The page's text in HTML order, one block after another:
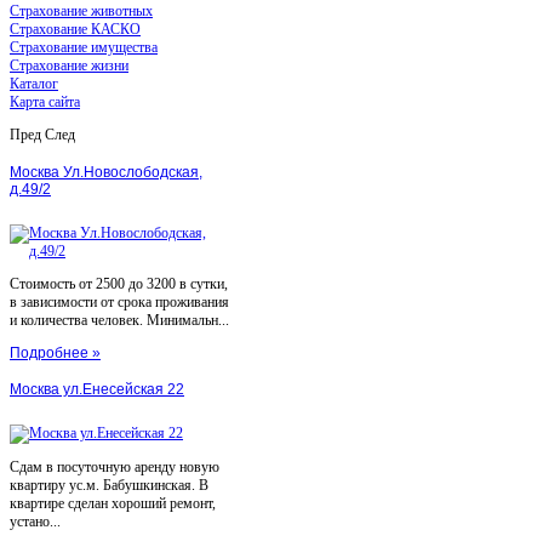
Страхование животных
Страхование КАСКО
Страхование имущества
Страхование жизни
Каталог
Карта сайта
Пред След
Москва Ул.Новослободская,
д.49/2
Стоимость от 2500 до 3200 в сутки,
в зависимости от срока проживания
и количества человек. Минимальн...
Подробнее »
Москва ул.Енесейская 22
Сдам в посуточную аренду новую
квартиру ус.м. Бабушкинская. В
квартире сделан хороший ремонт,
устано...